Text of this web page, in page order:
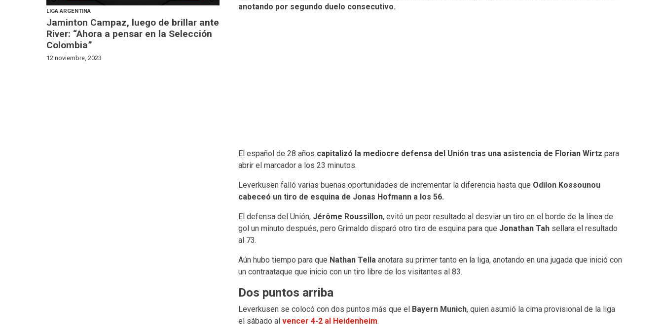
LIGA ARGENTINA
Jaminton Campaz, luego de brillar ante
River: “Ahora a pensar en la Selección
Colombia”
12 noviembre, 2023
anotando por segundo duelo consecutivo.
El español de 28 años capitalizó la mediocre defensa del Unión tras una asistencia de Florian Wirtz para
abrir el marcador a los 23 minutos.
Leverkusen falló varias buenas oportunidades de incrementar la diferencia hasta que Odilon Kossounou
cabeceó un tiro de esquina de Jonas Hofmann a los 56.
El defensa del Unión, Jérôme Roussillon, evitó un peor resultado al desviar un tiro en el borde de la línea de
gol un minuto después, pero Grimaldo disparó otro tiro de esquina para que Jonathan Tahsellara el resultado
al 73.
Aún hubo tiempo para que Nathan Tellaanotara su primer tanto en la liga, anotando en una jugada que inició con
un contraataque que inicio con un tiro libre de los visitantes al 83.
Dos puntos arriba
Leverkusen se colocó con dos puntos más que el Bayern Munich, quien asumió la cima provisional de la liga
el sábado al vencer 4-2 al Heidenheim.